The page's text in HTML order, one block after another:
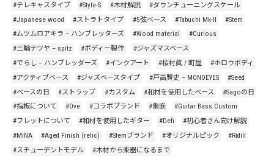
#テレキャスタイプ
#Style-S #木材解説
#ダウンチューニングスケール
#Japanese wood
#ストラトタイプ #5弦ベース #Tabuchi Mk-II
#Stem
#ムツムロアキラ – ハンブレッターズ
#Wood material
#Curious
#三輪テツヤ – spitz
#ボディー製作
#ジャズマスベース
#でらし – ハンブレッダーズ
#インクアート #桜村眞 / 町屋
#ホロウボディ
#アクティブベース
#ジャズベースタイプ #戸高賢史 – MONOEYES
#Seed
#ベースの日
#ストラップ #カスタム #和材を使用したベース
#Sagoの日
#指板について
#Ove #コラボブランド #象嵌
#Guitar Bass Custom
#フレットについて
#和材を使用したギター #Defi
#初心者さん向け解説
#MINA
#Aged Finish (relic) #Stemブランド #オリジナルピック
#Ridill
#スチューデントモデル
#木材から楽器になるまで